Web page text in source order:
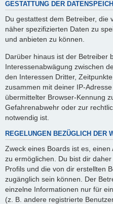
GESTATTUNG DER
Du gestattest dem Betreiber, die
näher spezifizierten Daten zu
und anbieten zu können.
Darüber hinaus ist der Betreiber
Interessenabwägung zwischen
den Interessen Dritter,
zusammen mit deiner IP-
übermittelter Browser-Kennung
Gefahrenabwehr oder zur
notwendig ist.
REGELUNGEN BEZÜGLICH DER
Zweck eines Boards ist es,
zu ermöglichen. Du bist dir
Profils und die von dir erstellten
zugänglich sein können. Der
einzelne Informationen nur für
(z. B. andere registrierte